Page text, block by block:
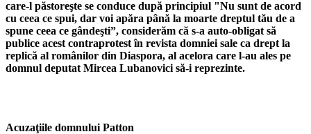
care-l păstoreşte se conduce după principiul "Nu sunt de acord
cu ceea ce spui, dar voi apăra până la moarte dreptul tău de a
spune ceea ce gândeşti”, considerăm că s-a auto-obligat să
publice acest contraprotest în revista domniei sale ca drept la
replică al românilor din Diaspora, al acelora care l-au ales pe
domnul deputat Mircea Lubanovici să-i reprezinte.
Acuzaţiile domnului Patton